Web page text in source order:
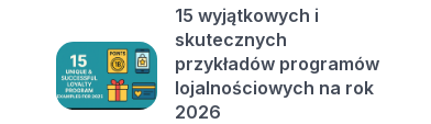
15 wyjątkowych i
skutecznych
przykładów programów
lojalnościowych na rok
2026